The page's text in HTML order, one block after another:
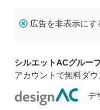
広告を非表示にす
シルエットACグルー
アカウントで無料ダウ
デ